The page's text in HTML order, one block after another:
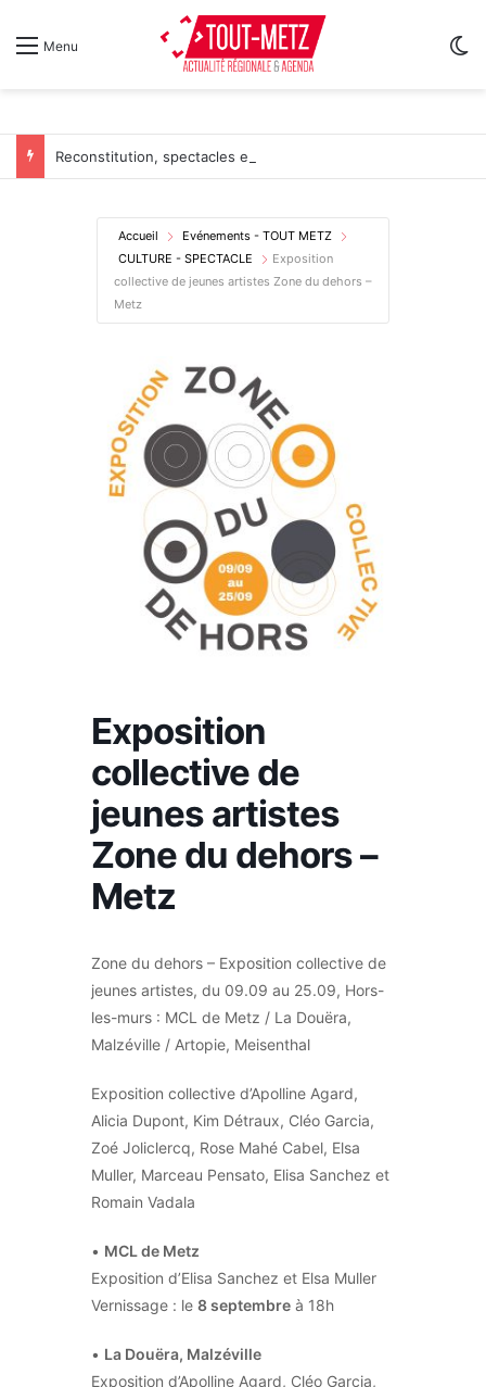
Menu
Accueil
Evénements - TOUT METZ
CULTURE - SPECTACLE
Exposition
collective de jeunes artistes Zone du dehors –
Metz
Exposition
collective de
jeunes artistes
Zone du dehors –
Metz
Zone du dehors – Exposition collective de
jeunes artistes, du 09.09 au 25.09, Hors-
les-murs : MCL de Metz / La Douëra,
Malzéville / Artopie, Meisenthal
Exposition collective d’Apolline Agard,
Alicia Dupont, Kim Détraux, Cléo Garcia,
Zoé Joliclercq, Rose Mahé Cabel, Elsa
Muller, Marceau Pensato, Elisa Sanchez et
Romain Vadala
• MCL de Metz
Exposition d’Elisa Sanchez et Elsa Muller
Vernissage : le 8 septembre à 18h
• La Douëra, Malzéville
Exposition d’Apolline Agard, Cléo Garcia,